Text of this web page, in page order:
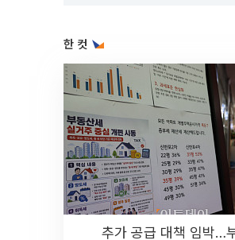
한 컷
추가 공급 대책 임박…